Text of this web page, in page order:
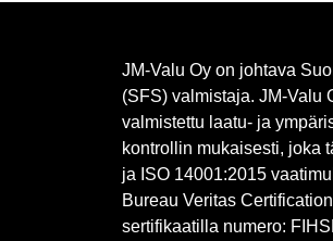
JM-Valu Oy on johtava
(SFS) valmistaja. JM-Valu
valmistettu laatu- ja
kontrollin mukaisesti, joka
ja ISO 14001:2015
Bureau Veritas
sertifikaatilla numero: